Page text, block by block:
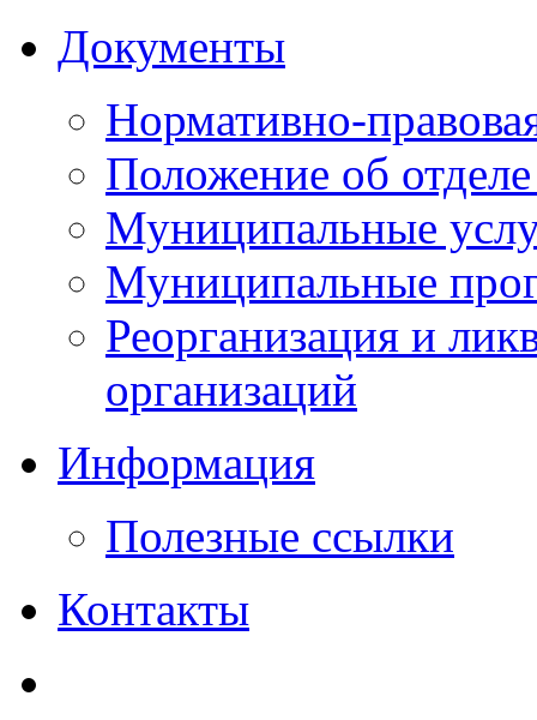
Документы
Нормативно-
Положение об
Муниципальные
Муниципальные
Реорганизация и
организаций
Информация
Полезные ссылки
Контакты